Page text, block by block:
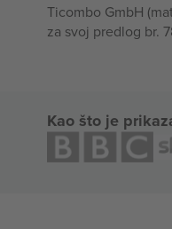
Ticombo GmbH
za svoj predlog br.
Kao što je